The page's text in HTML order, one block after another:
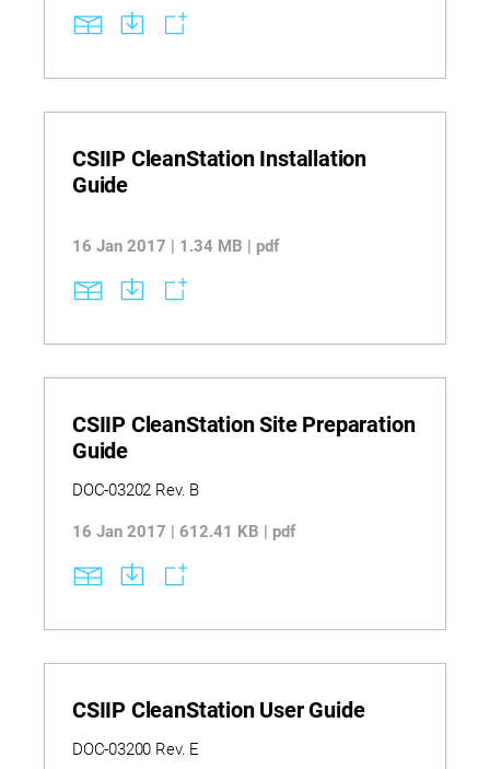
CSIIP CleanStation Installation
Guide
16 Jan 2017 | 1.34 MB | pdf
CSIIP CleanStation Site Preparation
Guide
DOC-03202 Rev. B
16 Jan 2017 | 612.41 KB | pdf
CSIIP CleanStation User Guide
DOC-03200 Rev. E